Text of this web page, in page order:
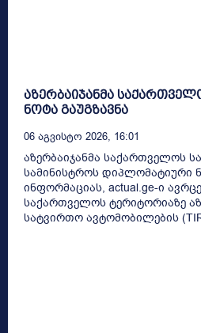
აზერბაიჯანმა
ნოტა გაუგზავნა
06 Აგვისტო 2026, 16:01
აზერბაიჯანმა საქართველოს
სამინისტროს დიპლომატიური
ინფორმაციას, actual.ge-ი
საქართველოს ტერიტორიაზე
სატვირთო ავტომობილების